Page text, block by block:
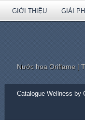
GIỚI THIỆU GIẢI
Nước hoa Oriflame |
Catalogue Wellness by